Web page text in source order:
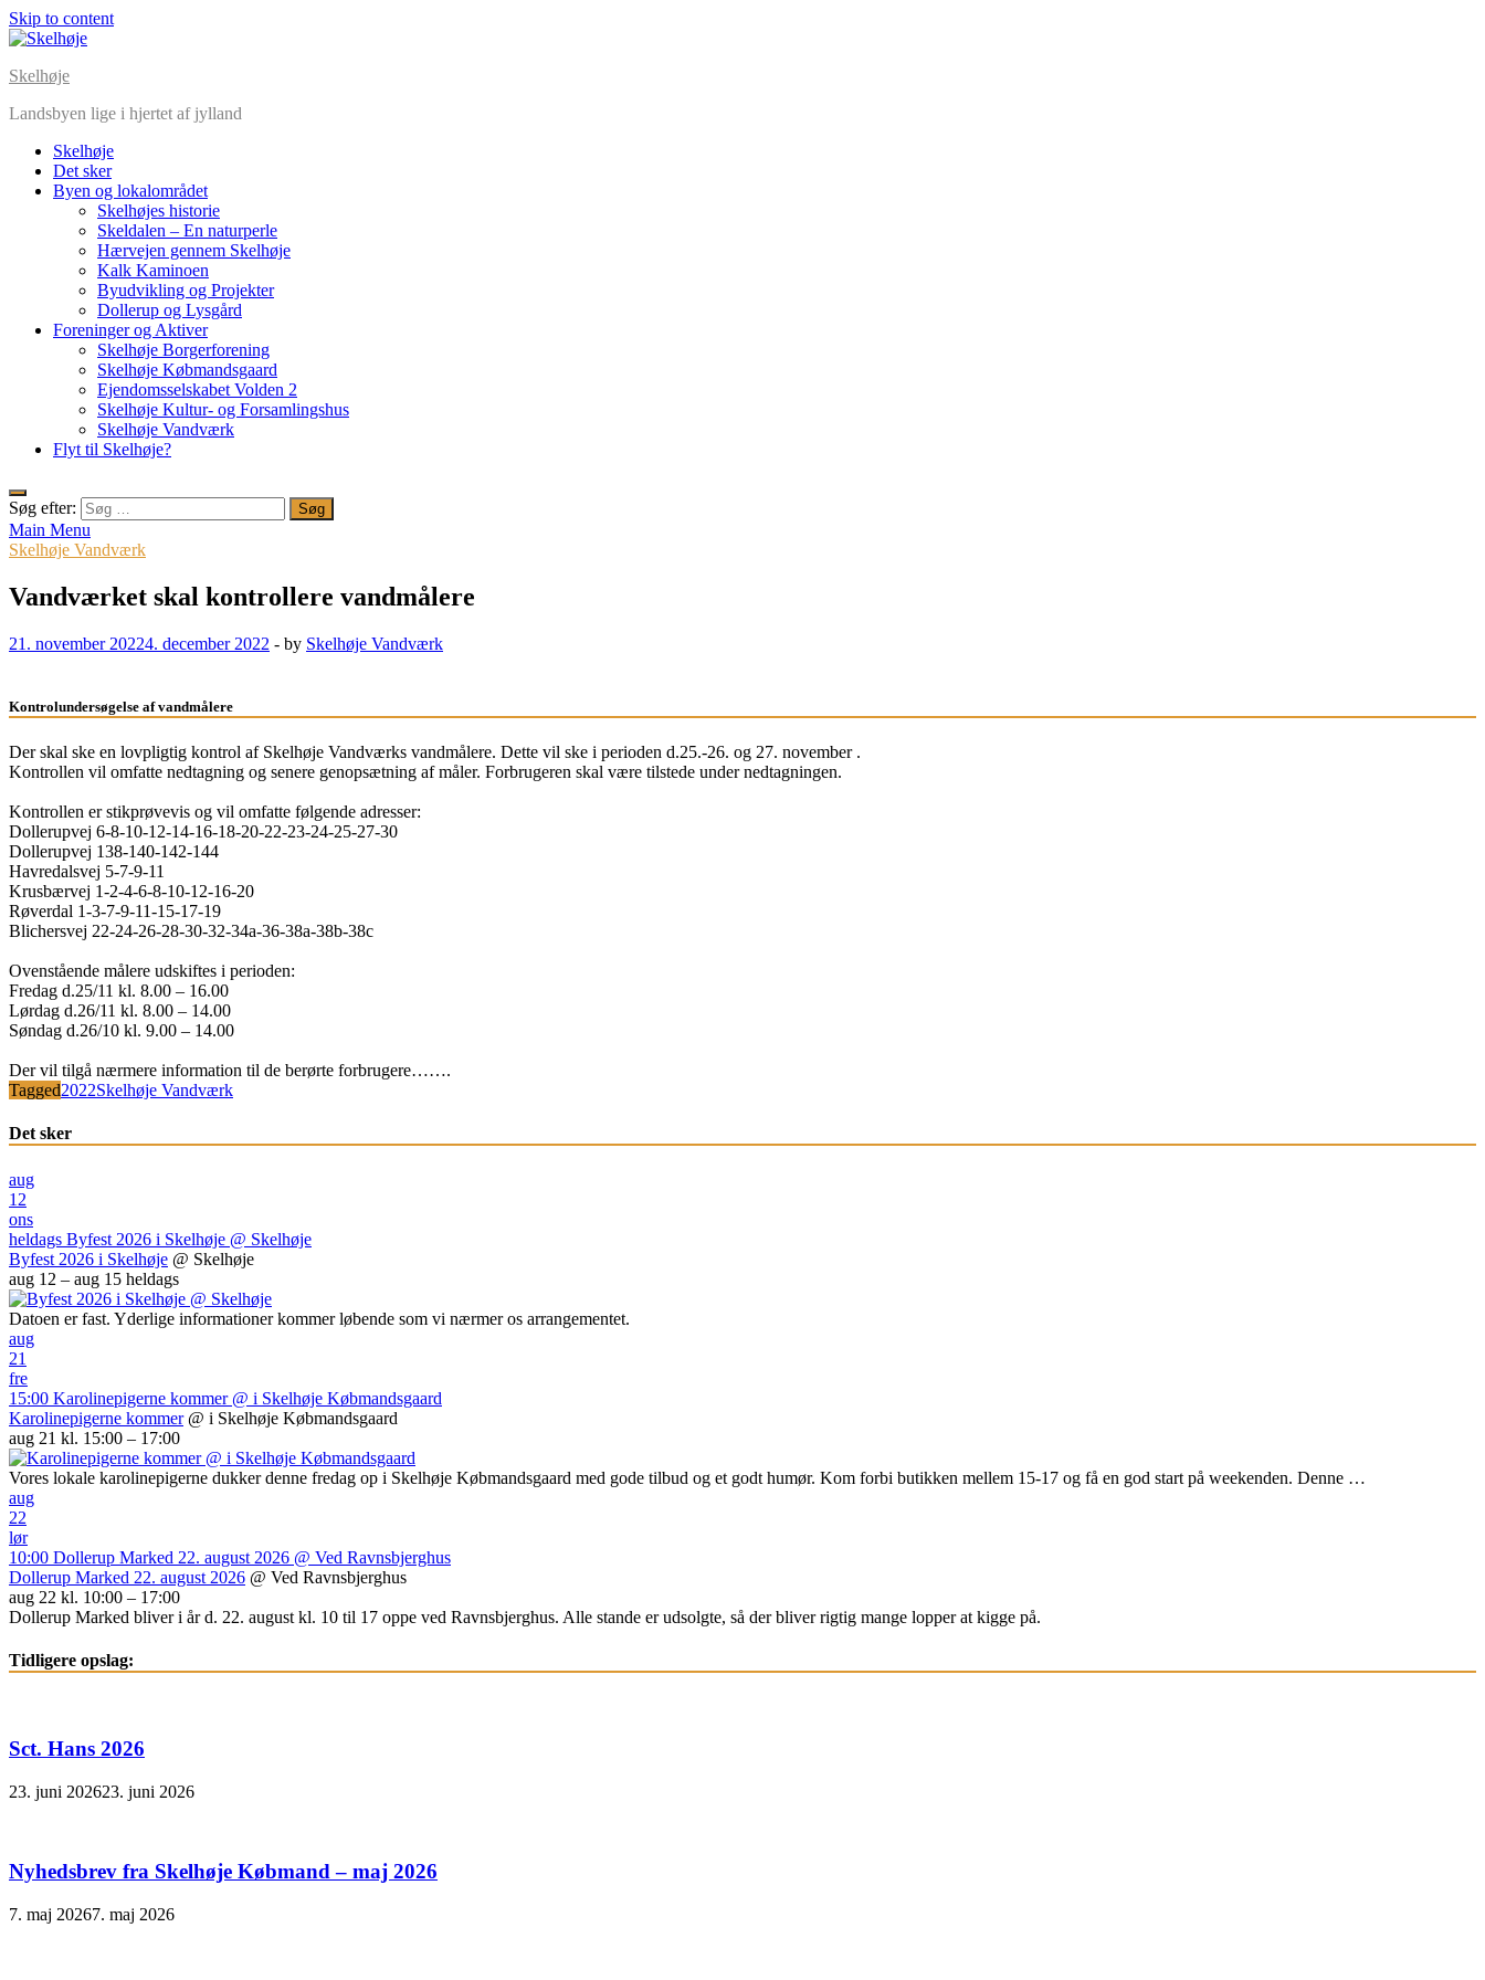
Skip to content
Skelhøje
Landsbyen lige i hjertet af jylland
Skelhøje
Det sker
Byen og lokalområdet
Skelhøjes historie
Skeldalen – En naturperle
Hærvejen gennem Skelhøje
Kalk Kaminoen
Byudvikling og Projekter
Dollerup og Lysgård
Foreninger og Aktiver
Skelhøje Borgerforening
Skelhøje Købmandsgaard
Ejendomsselskabet Volden 2
Skelhøje Kultur- og Forsamlingshus
Skelhøje Vandværk
Flyt til Skelhøje?
Søg efter:
Main Menu
Skelhøje Vandværk
Vandværket skal kontrollere vandmålere
21. november 20224. december 2022 - by Skelhøje Vandværk
Kontrolundersøgelse af vandmålere
Der skal ske en lovpligtig kontrol af Skelhøje Vandværks vandmålere. Dette vil ske i perioden d.25.-26. og 27. november .
Kontrollen vil omfatte nedtagning og senere genopsætning af måler. Forbrugeren skal være tilstede under nedtagningen.
Kontrollen er stikprøvevis og vil omfatte følgende adresser:
Dollerupvej 6-8-10-12-14-16-18-20-22-23-24-25-27-30
Dollerupvej 138-140-142-144
Havredalsvej 5-7-9-11
Krusbærvej 1-2-4-6-8-10-12-16-20
Røverdal 1-3-7-9-11-15-17-19
Blichersvej 22-24-26-28-30-32-34a-36-38a-38b-38c
Ovenstående målere udskiftes i perioden:
Fredag d.25/11 kl. 8.00 – 16.00
Lørdag d.26/11 kl. 8.00 – 14.00
Søndag d.26/10 kl. 9.00 – 14.00
Der vil tilgå nærmere information til de berørte forbrugere…….
Tagged2022Skelhøje Vandværk
Det sker
aug
12
ons
heldags Byfest 2026 i Skelhøje @ Skelhøje
Byfest 2026 i Skelhøje @ Skelhøje
aug 12 – aug 15 heldags
Datoen er fast. Yderlige informationer kommer løbende som vi nærmer os arrangementet.
aug
21
fre
15:00 Karolinepigerne kommer @ i Skelhøje Købmandsgaard
Karolinepigerne kommer @ i Skelhøje Købmandsgaard
aug 21 kl. 15:00 – 17:00
Vores lokale karolinepigerne dukker denne fredag op i Skelhøje Købmandsgaard med gode tilbud og et godt humør. Kom forbi butikken mellem 15-17 og få en god start på weekenden. Denne …
aug
22
lør
10:00 Dollerup Marked 22. august 2026 @ Ved Ravnsbjerghus
Dollerup Marked 22. august 2026 @ Ved Ravnsbjerghus
aug 22 kl. 10:00 – 17:00
Dollerup Marked bliver i år d. 22. august kl. 10 til 17 oppe ved Ravnsbjerghus. Alle stande er udsolgte, så der bliver rigtig mange lopper at kigge på.
Tidligere opslag:
Sct. Hans 2026
23. juni 202623. juni 2026
Nyhedsbrev fra Skelhøje Købmand – maj 2026
7. maj 20267. maj 2026